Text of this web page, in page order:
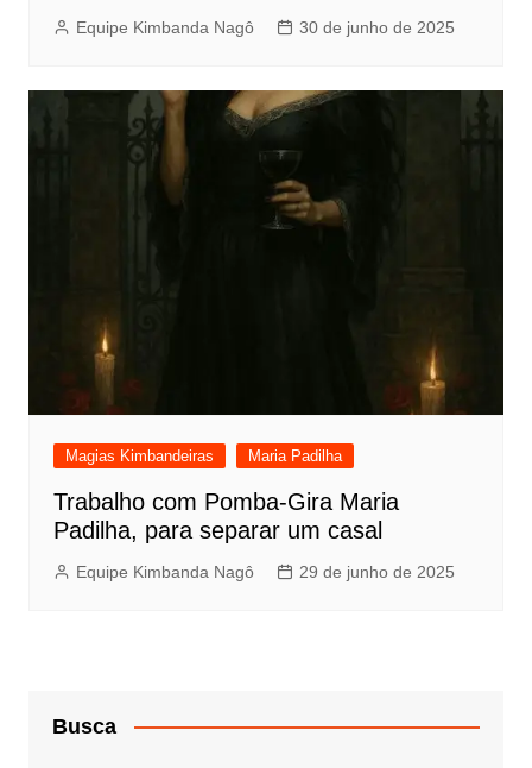
Equipe Kimbanda Nagô 30 de junho de 2025
Magias Kimbandeiras Maria Padilha
Trabalho com Pomba-Gira Maria
Padilha, para separar um casal
Equipe Kimbanda Nagô 29 de junho de 2025
Busca